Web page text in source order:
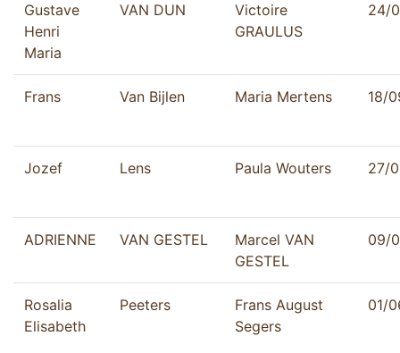
Gustave
Henri
Maria
VAN DUN
Victoire
GRAULUS
24/
Frans Van Bijlen Maria Mertens 18/
Jozef Lens Paula Wouters 27/
ADRIENNE VAN GESTEL
Marcel VAN
GESTEL
09/
Rosalia
Elisabeth
Peeters
Frans August
Segers
01/